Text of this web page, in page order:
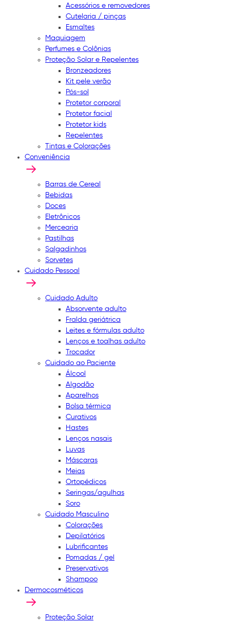
Acessórios e removedores
Cutelaria / pinças
Esmaltes
Maquiagem
Perfumes e Colônias
Proteção Solar e Repelentes
Bronzeadores
Kit pele verão
Pós-sol
Protetor corporal
Protetor facial
Protetor kids
Repelentes
Tintas e Colorações
Conveniência
Barras de Cereal
Bebidas
Doces
Eletrônicos
Mercearia
Pastilhas
Salgadinhos
Sorvetes
Cuidado Pessoal
Cuidado Adulto
Absorvente adulto
Fralda geriátrica
Leites e fórmulas adulto
Lenços e toalhas adulto
Trocador
Cuidado ao Paciente
Álcool
Algodão
Aparelhos
Bolsa térmica
Curativos
Hastes
Lenços nasais
Luvas
Máscaras
Meias
Ortopédicos
Seringas/agulhas
Soro
Cuidado Masculino
Colorações
Depilatórios
Lubrificantes
Pomadas / gel
Preservativos
Shampoo
Dermocosméticos
Proteção Solar